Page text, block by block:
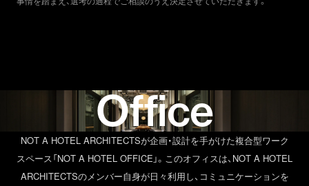
Office
NOT A HOTEL ARCHITECTSが企画・設計を手がけた複合型ワーク
スペース「NOT A HOTEL OFFICE」。このオフィスは、NOT A HOTEL
ARCHITECTSのメンバー自身が日々利用し、コミュニケーションを